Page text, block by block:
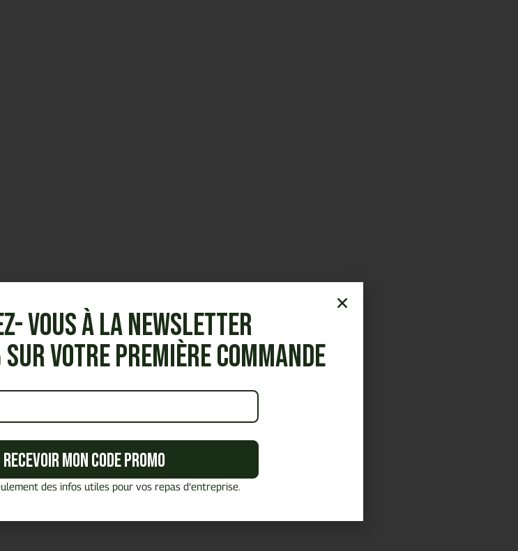
vous à la Newsletter
sur votre première commande
Recevoir mon code promo
des infos utiles pour vos repas d’entreprise.